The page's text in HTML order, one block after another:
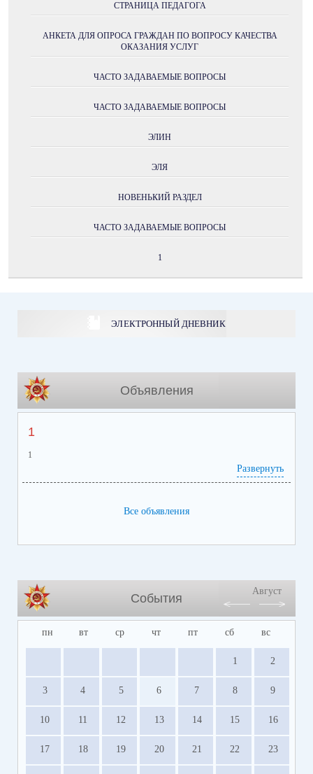
СТРАНИЦА ПЕДАГОГА
АНКЕТА ДЛЯ ОПРОСА ГРАЖДАН ПО ВОПРОСУ КАЧЕСТВА
ОКАЗАНИЯ УСЛУГ
ЧАСТО ЗАДАВАЕМЫЕ ВОПРОСЫ
ЧАСТО ЗАДАВАЕМЫЕ ВОПРОСЫ
ЭЛИН
ЭЛЯ
НОВЕНЬКИЙ РАЗДЕЛ
ЧАСТО ЗАДАВАЕМЫЕ ВОПРОСЫ
1
ЭЛЕКТРОННЫЙ ДНЕВНИК
Объявления
1
1
Развернуть
Все объявления
События
Август
пн вт ср чт пт сб вс
1 2
3 4 5 6 7 8 9
10 11 12 13 14 15 16
17 18 19 20 21 22 23